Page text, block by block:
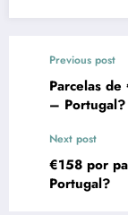
Previous post
Parcelas
– Portugal?
Next post
€158 por
Portugal?